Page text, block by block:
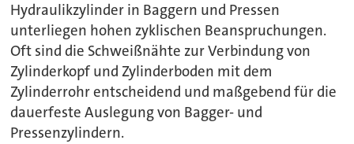
Hydraulikzylinder in Baggern und Pressen
unterliegen hohen zyklischen Beanspruchungen.
Oft sind die Schweißnähte zur Verbindung von
Zylinderkopf und Zylinderboden mit dem
Zylinderrohr entscheidend und maßgebend für die
dauerfeste Auslegung von Bagger- und
Pressenzylindern.